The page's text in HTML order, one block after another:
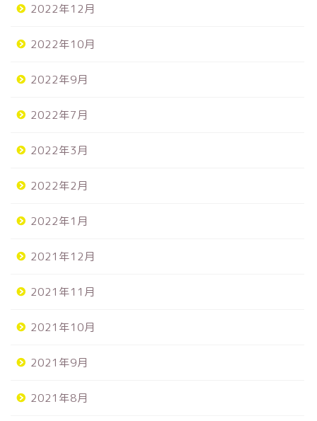
2022年12月
2022年10月
2022年9月
2022年7月
2022年3月
2022年2月
2022年1月
2021年12月
2021年11月
2021年10月
2021年9月
2021年8月